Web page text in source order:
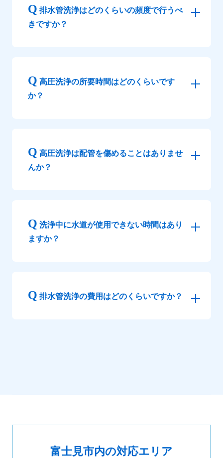
排水管洗浄はどのくらいの頻度で行うべ
きですか？
高圧洗浄の所要時間はどのくらいです
か？
高圧洗浄は配管を傷めることはありませ
んか？
洗浄中に水道が使用できない時間はあり
ますか？
排水管洗浄の費用はどのくらいですか？
富士見市内の対応エリア